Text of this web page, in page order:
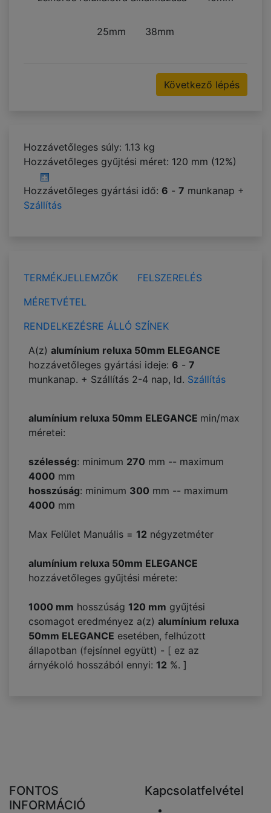
25mm 38mm
Következő lépés
Hozzávetőleges súly: 1.13 kg
Hozzávetőleges gyűjtési méret: 120 mm (12%)
Hozzávetőleges gyártási idő: 6 - 7 munkanap +
Szállítás
TERMÉKJELLEMZŐK
FELSZERELÉS
MÉRETVÉTEL
RENDELKEZÉSRE ÁLLÓ SZÍNEK
A(z) alumínium reluxa 50mm ELEGANCE
hozzávetőleges gyártási ideje: 6 - 7
munkanap. + Szállítás 2-4 nap, ld. Szállítás
alumínium reluxa 50mm ELEGANCE min/max
méretei:
szélesség: minimum 270 mm -- maximum
4000 mm
hosszúság: minimum 300 mm -- maximum
4000 mm
Max Felület Manuális = 12 négyzetméter
alumínium reluxa 50mm ELEGANCE
hozzávetőleges gyűjtési mérete:
1000 mm hosszúság 120 mm gyűjtési
csomagot eredményez a(z) alumínium reluxa
50mm ELEGANCE esetében, felhúzott
állapotban (fejsínnel együtt) - [ ez az
árnyékoló hosszából ennyi: 12 %. ]
FONTOS
INFORMÁCIÓ
Kapcsolatfelvétel